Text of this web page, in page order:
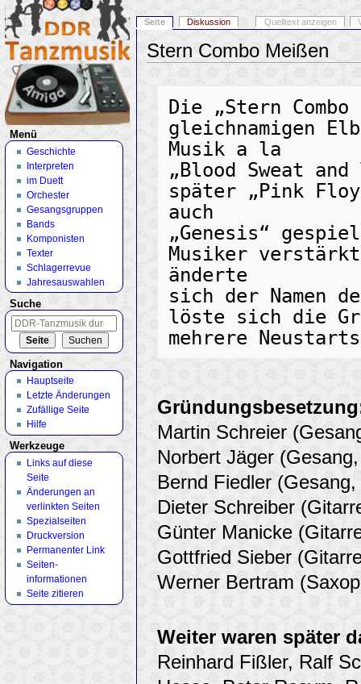
Stern Combo Meißen
Die „Stern
gleichnamigen
Musik a la
„Blood Sweat
später „Pink
auch
„Genesis“
Musiker
änderte
sich der Namen
löste sich die
Martin Schreier
Norbert Jäger
Bernd Fiedler
Dieter Schreiber
Günter Manicke
Gottfried Sieber
Werner Bertram
Weiter waren später
Reinhard Fißler, Ralf
Seite Diskussion Quelltext anzeigen
Menü
Geschichte
Interpreten
im Duett
Orchester
Gesangsgruppen
Bands
Komponisten
Texter
Schlagerrevue
Jahresauswahlen
Suche
Navigation
Hauptseite
Letzte Änderungen
Zufällige Seite
Hilfe
Werkzeuge
Links auf diese
Seite
Änderungen an
verlinkten Seiten
Spezialseiten
Druckversion
Permanenter Link
Seiten­
informationen
Seite zitieren